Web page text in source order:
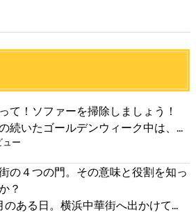
て！ソファーを掃除しましょう！
続いたゴールデンウィーク中は、...
ュー
の４つの門。その意味と役割を知っ
？
ある日。横浜中華街へ出かけて...